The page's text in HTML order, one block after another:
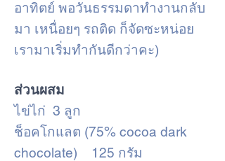
อาทิตย์ พอวันธรรมดาทำงานกลับ
มา เหนื่อยๆ รถติด ก็จัดซะหน่อย
เรามาเริ่มทำกันดีกว่าคะ)
ส่วนผสม
ไข่ไก่ 3 ลูก
ช็อคโกแลต (75% cocoa dark
chocolate) 125 กรัม